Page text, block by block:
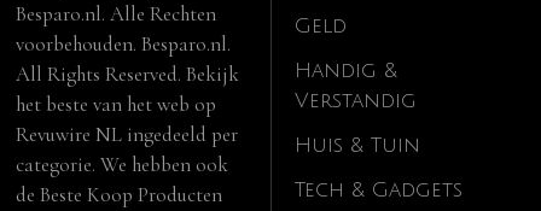
Besparo.nl. Alle Rechten
voorbehouden. Besparo.nl.
All Rights Reserved. Bekijk
het beste van het web op
Revuwire NL ingedeeld per
categorie. We hebben ook
deBeste Koop Producten
Geld
Handig &
Verstandig
Huis & Tuin
Tech & Gadgets